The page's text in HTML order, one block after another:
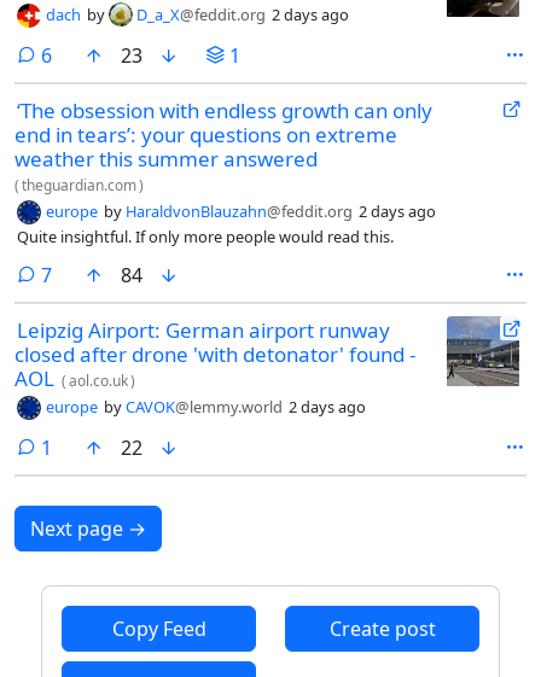
dach by D_a_X@feddit.org 2 days ago
6comments
23 1
‘The obsession with endless growth can only
end in tears’: your questions on extreme
weather this summer answered
(theguardian.com)
europe by HaraldvonBlauzahn@feddit.org 2 days ago
Quite insightful. If only more people would read this.
7comments
84
Leipzig Airport: German airport runway
closed after drone 'with detonator' found -
AOL (aol.co.uk)
europe byCAVOK@lemmy.world 2 days ago
1 comment
22
Next page →
Copy Feed Create post